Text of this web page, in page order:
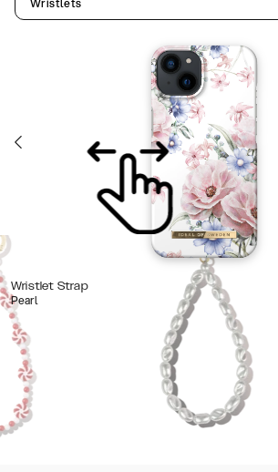
Wristlets
Wristlet Strap
Pearl